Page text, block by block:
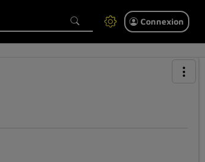
Connexion